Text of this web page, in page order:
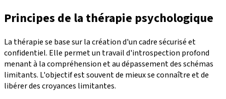
Principes de la thérapie psychologique
La thérapie se base sur la création d'un cadre sécurisé et
confidentiel. Elle permet un travail d'introspection profond
menant à la compréhension et au dépassement des schémas
limitants. L'objectif est souvent de mieux se connaître et de
libérer des croyances limitantes.